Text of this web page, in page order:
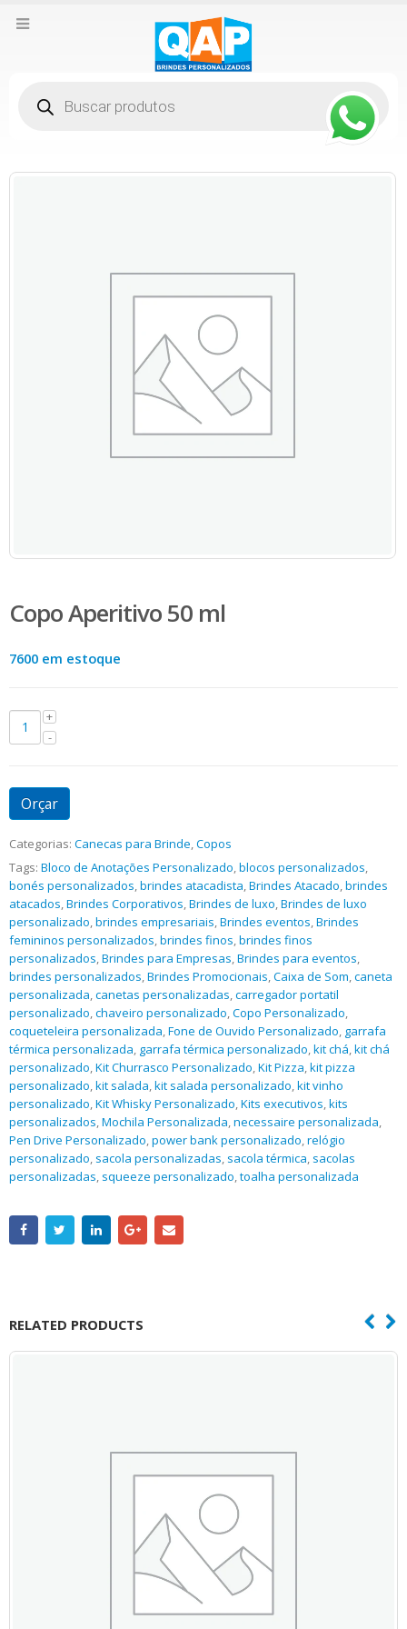
produtos
Copo Aperitivo 50 ml
7600 em estoque
Orçar
Categorias: Canecas para Brinde,Copos
Tags: Bloco de Anotações Personalizado,blocos personalizados,
bonés personalizados,brindes atacadista,Brindes Atacado,brindes
atacados,Brindes Corporativos,Brindes de luxo,Brindes de luxo
personalizado,brindes empresariais,Brindes eventos,Brindes
femininos personalizados,brindes finos,brindes finos
personalizados,Brindes para Empresas,Brindes para eventos,
brindes personalizados,Brindes Promocionais,Caixa de Som,caneta
personalizada,canetas personalizadas,carregador portatil
personalizado,chaveiro personalizado,Copo Personalizado,
coqueteleira personalizada,Fone de Ouvido Personalizado, garrafa
térmica personalizada, garrafa térmica personalizado,kit chá,kit chá
personalizado,Kit Churrasco Personalizado,Kit Pizza,kit pizza
personalizado,kit salada,kit salada personalizado,kit vinho
personalizado,Kit Whisky Personalizado,Kits executivos,kits
personalizados,Mochila Personalizada,necessaire personalizada,
Pen Drive Personalizado,power bank personalizado,relógio
personalizado, sacola personalizadas, sacola térmica, sacolas
personalizadas, squeeze personalizado,toalha personalizada
RELATED PRODUCTS